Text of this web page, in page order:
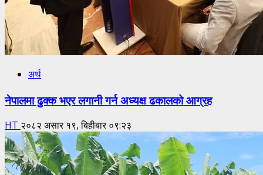
अर्थ
नेपालमा ढुक्क भएर लगानी गर्न अध्यक्ष ढकालको आग्रह
HT २०८२ असार १९, बिहीबार ०९:२३